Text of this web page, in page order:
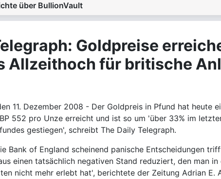
über BullionVault
Goldpreise
Allzeithoch für britische
11. Dezember 2008 - Der Goldpreis in Pfund hat heute
552 pro Unze erreicht und ist so um 'über 33% im
gestiegen', schreibt The Daily Telegraph.
Bank of England scheinend panische Entscheidungen
einen tatsächlich negativen Stand reduziert, den man
nicht mehr erlebt hat', berichtete der Zeitung Adrian E.